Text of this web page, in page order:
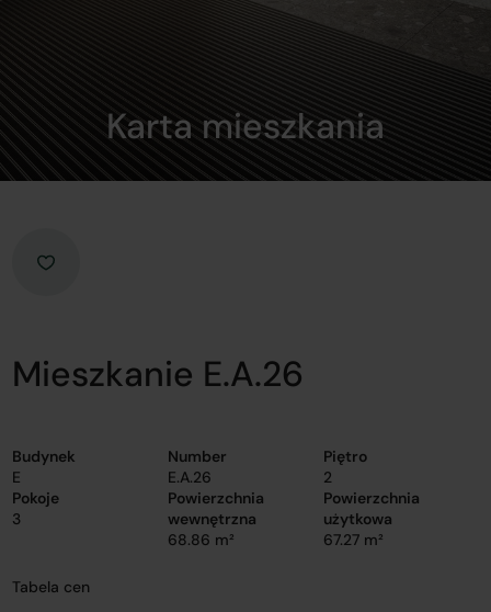
Karta mieszkania
Mieszkanie E.A.26
Budynek
E
Number
E.A.26
Piętro
2
Pokoje
3
Powierzchnia
wewnętrzna
68.86 m²
Powierzchnia
użytkowa
67.27 m²
Tabela cen